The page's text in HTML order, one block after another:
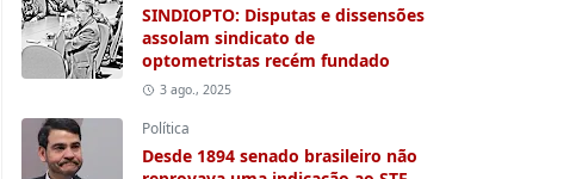
SINDIOPTO: Disputas e dissensões
assolam sindicato de
optometristas recém fundado
3 ago., 2025
Política
Desde 1894 senado brasileiro não